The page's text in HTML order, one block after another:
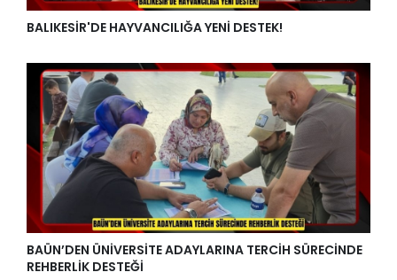
BALIKESİR'DE HAYVANCILIĞA YENİ DESTEK!
BAÜN’DEN ÜNİVERSİTE ADAYLARINA TERCİH SÜRECİNDE
REHBERLİK DESTEĞİ